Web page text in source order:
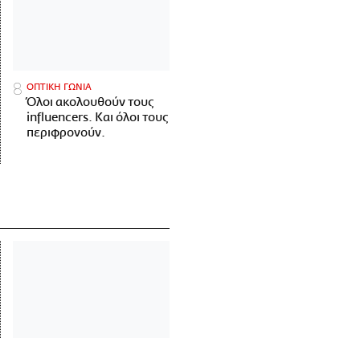
ΟΠΤΙΚΗ ΓΩΝΙΑ
Όλοι ακολουθούν τους
influencers. Και όλοι τους
περιφρονούν.